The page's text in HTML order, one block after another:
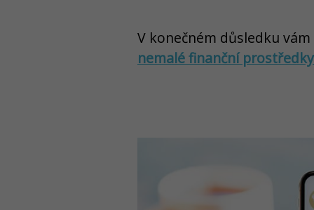
V konečném důsledku
nemalé finanční prostředky